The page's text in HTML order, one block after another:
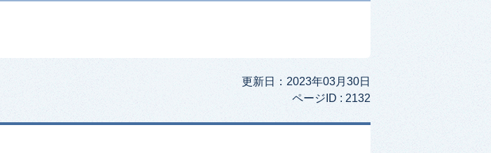
更新日：2023年03月30日
ページID : 2132